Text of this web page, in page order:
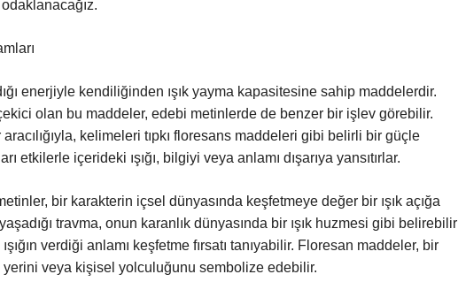
enerjiyle kendiliğinden ışık yayma kapasitesine sahip maddelerdir.
olan bu maddeler, edebi metinlerde de benzer bir işlev görebilir.
kelimeleri tıpkı floresans maddeleri gibi belirli bir güçle
etkilerle içerideki ışığı, bilgiyi veya anlamı dışarıya yansıtırlar.
bir karakterin içsel dünyasında keşfetmeye değer bir ışık açığa
travma, onun karanlık dünyasında bir ışık huzmesi gibi belirebilir
verdiği anlamı keşfetme fırsatı tanıyabilir. Floresan maddeler, bir
veya kişisel yolculuğunu sembolize edebilir.